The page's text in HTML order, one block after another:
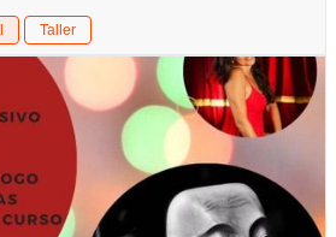
Taller